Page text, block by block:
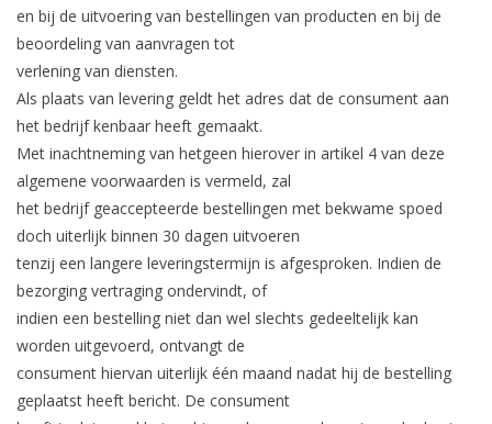
en bij de uitvoering van bestellingen van producten en bij de
beoordeling van aanvragen tot
verlening van diensten.
Als plaats van levering geldt het adres dat de consument aan
het bedrijf kenbaar heeft gemaakt.
Met inachtneming van hetgeen hierover in artikel 4 van deze
algemene voorwaarden is vermeld, zal
het bedrijf geaccepteerde bestellingen met bekwame spoed
doch uiterlijk binnen 30 dagen uitvoeren
tenzij een langere leveringstermijn is afgesproken. Indien de
bezorging vertraging ondervindt, of
indien een bestelling niet dan wel slechts gedeeltelijk kan
worden uitgevoerd, ontvangt de
consument hiervan uiterlijk één maand nadat hij de bestelling
geplaatst heeft bericht. De consument